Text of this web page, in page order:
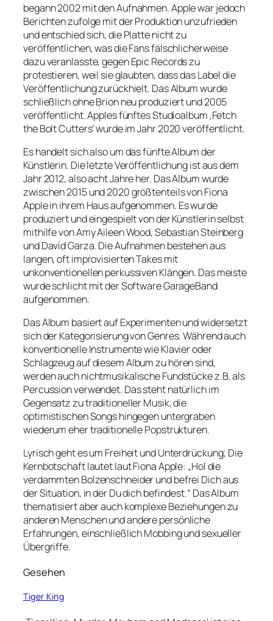
begann 2002 mit den Aufnahmen. Apple war jedoch
Berichten zufolge mit der Produktion unzufrieden
und entschied sich, die Platte nicht zu
veröffentlichen, was die Fans fälschlicherweise
dazu veranlasste, gegen Epic Records zu
protestieren, weil sie glaubten, dass das Label die
Veröffentlichung zurückhielt. Das Album wurde
schließlich ohne Brion neu produziert und 2005
veröffentlicht. Apples fünftes Studioalbum ‚Fetch
the Bolt Cutters‘ wurde im Jahr 2020 veröffentlicht.
Es handelt sich also um das fünfte Album der
Künstlerin. Die letzte Veröffentlichung ist aus dem
Jahr 2012, also acht Jahre her. Das Album wurde
zwischen 2015 und 2020 größtenteils von Fiona
Apple in ihrem Haus aufgenommen. Es wurde
produziert und eingespielt von der Künstlerin selbst
mithilfe von Amy Aileen Wood, Sebastian Steinberg
und Davíd Garza. Die Aufnahmen bestehen aus
langen, oft improvisierten Takes mit
unkonventionellen perkussiven Klängen. Das meiste
wurde schlicht mit der Software GarageBand
aufgenommen.
Das Album basiert auf Experimenten und widersetzt
sich der Kategorisierung von Genres. Während auch
konventionelle Instrumente wie Klavier oder
Schlagzeug auf diesem Album zu hören sind,
werden auch nichtmusikalische Fundstücke z.B. als
Percussion verwendet. Das steht natürlich im
Gegensatz zu traditioneller Musik, die
optimistischen Songs hingegen untergraben
wiederum eher traditionelle Popstrukturen.
Lyrisch geht es um Freiheit und Unterdrückung; Die
Kernbotschaft lautet laut Fiona Apple: „Hol die
verdammten Bolzenschneider und befrei Dich aus
der Situation, in der Du dich befindest.“ Das Album
thematisiert aber auch komplexe Beziehungen zu
anderen Menschen und andere persönliche
Erfahrungen, einschließlich Mobbing und sexueller
Übergriffe.
Gesehen
Tiger King